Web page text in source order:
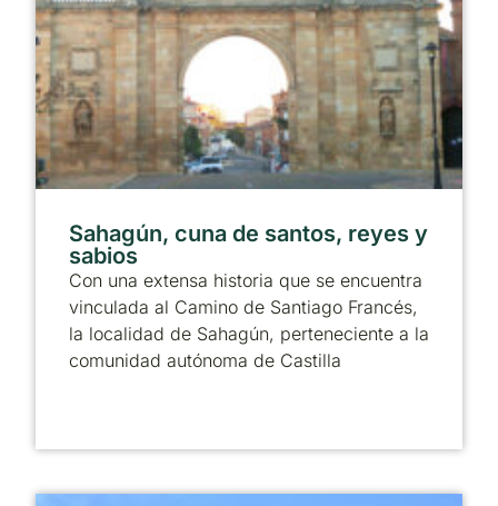
Sahagún, cuna de santos, reyes y
sabios
Con una extensa historia que se encuentra
vinculada al Camino de Santiago Francés,
la localidad de Sahagún, perteneciente a la
comunidad autónoma de Castilla